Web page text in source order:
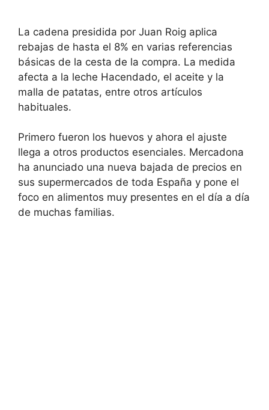
La cadena presidida por Juan Roig aplica
rebajas de hasta el 8% en varias referencias
básicas de la cesta de la compra. La medida
afecta a la leche Hacendado, el aceite y la
malla de patatas, entre otros artículos
habituales.
Primero fueron los huevos y ahora el ajuste
llega a otros productos esenciales. Mercadona
ha anunciado una nueva bajada de precios en
sus supermercados de toda España y pone el
foco en alimentos muy presentes en el día a día
de muchas familias.